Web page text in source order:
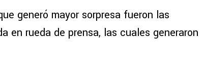
generó mayor sorpresa fueron las
en rueda de prensa, las cuales generaron